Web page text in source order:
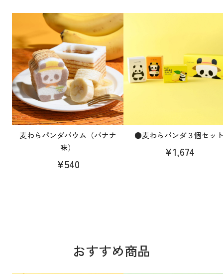
麦わらパンダバウム（バナナ
味）
¥540
●麦わらパンダ３個セッ
¥1,674
おすすめ商品